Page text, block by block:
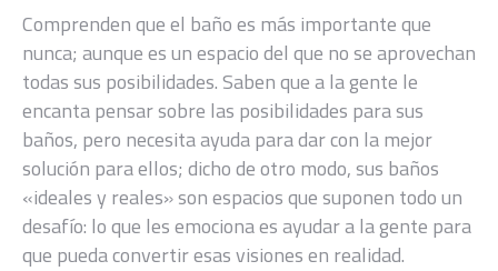
Comprenden que el baño es más importante que
nunca; aunque es un espacio del que no se aprovechan
todas sus posibilidades. Saben que a la gente le
encanta pensar sobre las posibilidades para sus
baños, pero necesita ayuda para dar con la mejor
solución para ellos; dicho de otro modo, sus baños
«ideales y reales» son espacios que suponen todo un
desafío: lo que les emociona es ayudar a la gente para
que pueda convertir esas visiones en realidad.